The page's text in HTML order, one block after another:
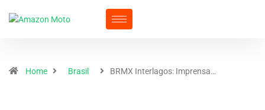
Home Brasil BRMX Interlagos: Imprensa…